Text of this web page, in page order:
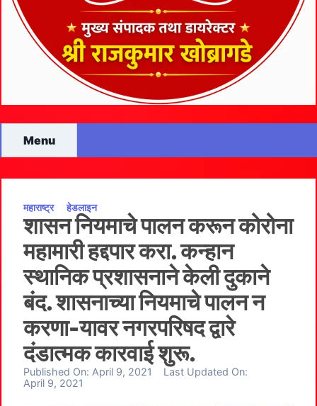
Menu
महाराष्ट्र हेडलाइन
शासन नियमाचे पालन करून कोरोना
महामारी हद्दपार करा. कन्हान
स्थानिक प्रशासनाने केली दुकाने
बंद. शासनाच्या नियमाचे पालन न
करणा-यावर नगरपरिषद द्वारे
दंडात्मक कारवाई शुरू.
Published On: April 9, 2021
Last Updated On:
April 9, 2021